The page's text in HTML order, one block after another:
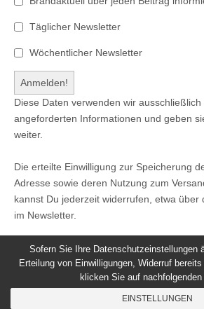
Täglicher Newsletter
Wöchentlicher Newsletter
Diese Daten verwenden wir
angeforderten Informationen und geben
weiter.
Die erteilte Einwilligung zur Speicherung
Adresse sowie deren Nutzung zum
kannst Du jederzeit widerrufen, etwa über
im Newsletter.
Sofern Sie Ihre Datenschutzeinstellungen
Erteilung von Einwilligungen, Widerruf
klicken Sie auf
EINSTELLUNGEN